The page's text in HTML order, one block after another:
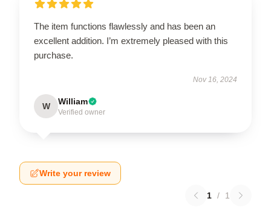
The item functions flawlessly and has been an
excellent addition. I’m extremely pleased with this
purchase.
Nov 16, 2024
W William
Verified owner
Write your review
1 / 1